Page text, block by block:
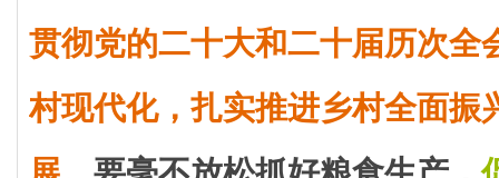
贯彻党的二十大和二十届历次全
村现代化，扎实推进乡村全面振